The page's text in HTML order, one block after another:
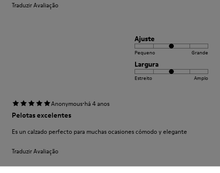
Traduzir Avaliação
Ajuste
Pequeno Grande
Largura
Estreito Amplo
Anonymous·há 4 anos
Pelotas excelentes
Es un calzado perfecto para muchas ocasiones cómodo y elegante
Traduzir Avaliação